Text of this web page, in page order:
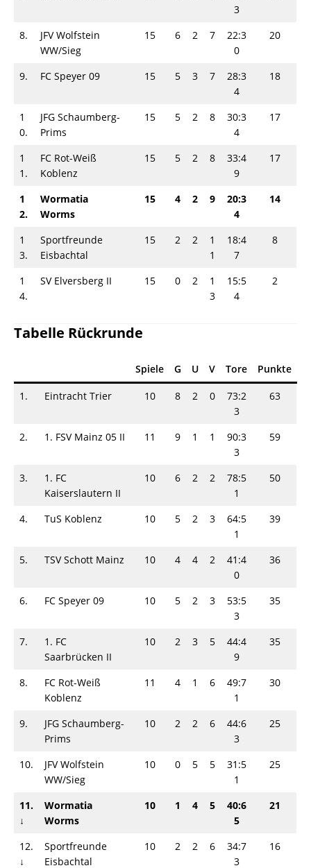
3
8.
JFV Wolfstein
WW/Sieg
15 6 2 7
22:3
0
20
9. FC Speyer 09 15 5 3 7
28:3
4
18
1
0.
JFG Schaumberg-
Prims
15 5 2 8
30:3
4
17
1
1.
FC Rot-Weiß
Koblenz
15 5 2 8
33:4
9
17
1
2.
Wormatia
Worms
15 4 2 9
20:3
4
14
1
3.
Sportfreunde
Eisbachtal
15 2 2
1
1
18:4
7
8
1
4.
SV Elversberg II 15 0 2
1
3
15:5
4
2
Tabelle Rückrunde
Spiele G U V Tore Punkte
1. Eintracht Trier 10 8 2 0
73:2
3
63
2. 1. FSV Mainz 05 II 11 9 1 1
90:3
3
59
3.
1. FC
Kaiserslautern II
10 6 2 2
78:5
1
50
4. TuS Koblenz 10 5 2 3
64:5
1
39
5. TSV Schott Mainz 10 4 4 2
41:4
0
36
6. FC Speyer 09 10 5 2 3
53:5
3
35
7.
1. FC
Saarbrücken II
10 2 3 5
44:4
9
35
8.
FC Rot-Weiß
Koblenz
11 4 1 6
49:7
1
30
9.
JFG Schaumberg-
Prims
10 2 2 6
44:6
3
25
10.
JFV Wolfstein
WW/Sieg
10 0 5 5
31:5
1
25
11.
↓
Wormatia
Worms
10 1 4 5
40:6
5
21
12.
↓
Sportfreunde
Eisbachtal
10 2 2 6
34:7
3
16